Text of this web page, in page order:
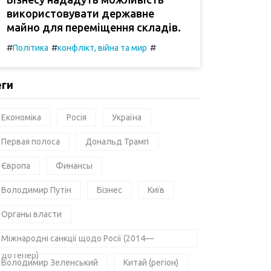
використовувати державне
майно для переміщення складів.
#Політика #конфлікт, війна та мир #
Економіка Росія Україна
Первая полоса Дональд Трамп
Європа Финансы
Володимир Путін Бізнес Київ
Органы власти
Міжнародні санкції щодо Росії (2014—
дотепер)
Володимир Зеленський Китай (регіон)